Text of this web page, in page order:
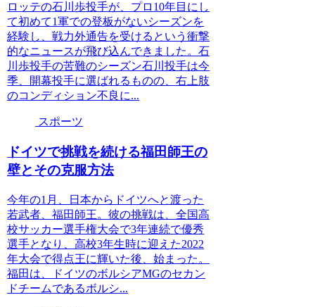
ロッテの石川歩投手が、プロ10年目にし
て初めて1軍での登板がないシーズンを
経験し、戦力外通告を受けるという衝撃
的なニュースが飛び込んできました。石
川歩投手の苦難のシーズン石川投手は今
季、開幕投手に選ばれるものの、右上肢
のコンディション不良に...
スポーツ
ドイツで挑戦を続ける福田師王の
壁とその克服方法
今年の1月、日本からドイツへと渡った
若武者、福田師王。彼の挑戦は、全国高
校サッカー選手権大会で3年連続で優秀
選手となり、高校3年生時に迎えた2022
年大会で得点王に輝いた後、始まった。
福田は、ドイツのボルシアMGのセカン
ドチームであるボルシ...